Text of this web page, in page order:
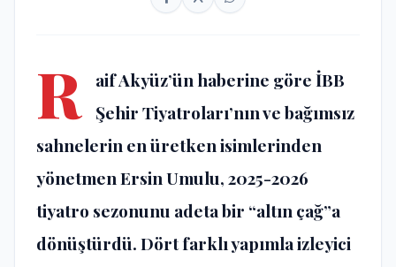
R
aif Akyüz’ün haberine göre İBB
Şehir Tiyatroları’nın ve bağımsız
sahnelerin en üretken isimlerinden
yönetmenErsin Umulu, 2025-2026
tiyatro sezonunu adeta bir “altın çağ”a
dönüştürdü. Dört farklı yapımla izleyici